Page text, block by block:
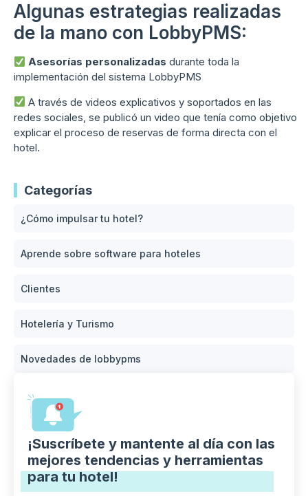
Algunas estrategias realizadas
de la mano con LobbyPMS:
Asesorías personalizadas durante toda la
implementación del sistema LobbyPMS
A través de videos explicativos y soportados en las
redes sociales, se publicó un video que tenía como objetivo
explicar el proceso de reservas de forma directa con el
hotel.
Categorías
¿Cómo impulsar tu hotel?
Aprende sobre software para hoteles
Clientes
Hotelería y Turismo
Novedades de lobbypms
¡Suscríbete y mantente al día con las
mejores tendencias y herramientas
para tu hotel!